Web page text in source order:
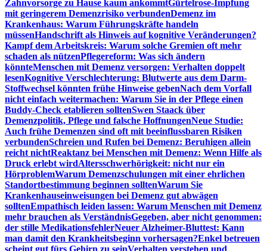
Zahnvorsorge zu Hause kaum ankommtGürtelrose-Impfung
mit geringerem Demenzrisiko verbundenDemenz im
Krankenhaus: Warum Führungskräfte handeln
müssenHandschrift als Hinweis auf kognitive Veränderungen?
Kampf dem Arbeitskreis: Warum solche Gremien oft mehr
schaden als nützenPflegereform: Was sich ändern
könnteMenschen mit Demenz versorgen: Verhalten doppelt
lesenKognitive Verschlechterung: Blutwerte aus dem Darm-
Stoffwechsel könnten frühe Hinweise gebenNach dem Vorfall
nicht einfach weitermachen: Warum Sie in der Pflege einen
Buddy-Check etablieren solltenSwen Staack über
Demenzpolitik, Pflege und falsche HoffnungenNeue Studie:
Auch frühe Demenzen sind oft mit beeinflussbaren Risiken
verbundenSchreien und Rufen bei Demenz: Beruhigen allein
reicht nichtReaktanz bei Menschen mit Demenz: Wenn Hilfe als
Druck erlebt wirdAltersschwerhörigkeit: nicht nur ein
HörproblemWarum Demenzschulungen mit einer ehrlichen
Standortbestimmung beginnen solltenWarum Sie
Krankenhauseinweisungen bei Demenz gut abwägen
solltenEmpathisch leiden lassen: Warum Menschen mit Demenz
mehr brauchen als VerständnisGegeben, aber nicht genommen:
der stille MedikationsfehlerNeuer Alzheimer-Bluttest: Kann
man damit den Krankheitsbeginn vorhersagen?Enkel betreuen